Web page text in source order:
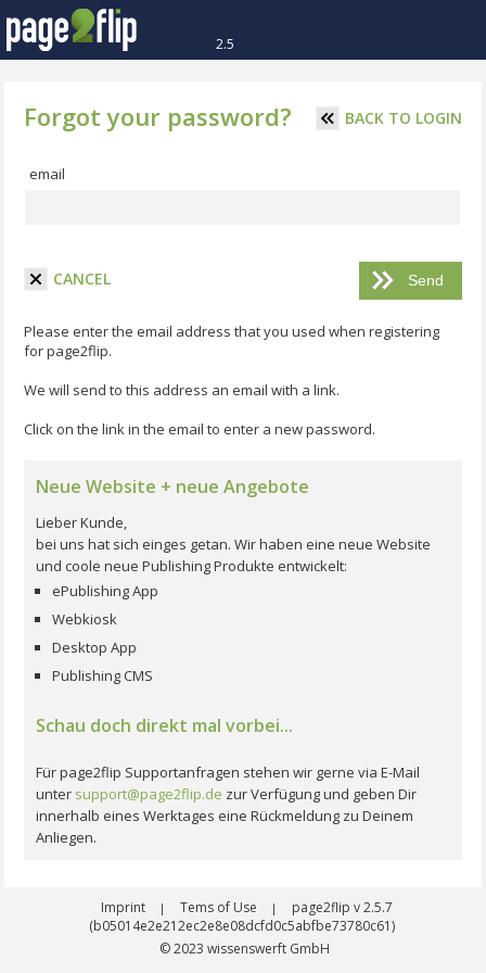
2.5
Forgot your password? BACK TO LOGIN
email
CANCEL
Please enter the email address that you used when registering
for page2flip.
We will send to this address an email with a link.
Click on the link in the email to enter a new password.
Neue Website + neue Angebote
Lieber Kunde,
bei uns hat sich einges getan. Wir haben eine neue Website
und coole neue Publishing Produkte entwickelt:
ePublishing App
Webkiosk
Desktop App
Publishing CMS
Schau doch direkt mal vorbei...
Für page2flip Supportanfragen stehen wir gerne via E-Mail
unter support@page2flip.de zur Verfügung und geben Dir
innerhalb eines Werktages eine Rückmeldung zu Deinem
Anliegen.
Imprint | Tems of Use |
page2flip v 2.5.7
(b05014e2e212ec2e8e08dcfd0c5abfbe73780c61)
© 2023 wissenswerft GmbH